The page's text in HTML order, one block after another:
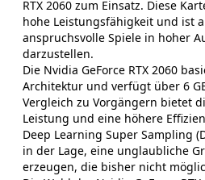
RTX 2060 zum Einsatz. Diese
hohe Leistungsfähigkeit und ist
anspruchsvolle Spiele in hoher
darzustellen.
Die Nvidia GeForce RTX 2060
Architektur und verfügt über 6
Vergleich zu Vorgängern bietet
Leistung und eine höhere
Deep Learning Super Sampling
in der Lage, eine unglaubliche
erzeugen, die bisher nicht